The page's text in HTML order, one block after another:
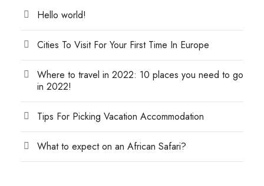
Hello world!
Cities To Visit For Your First Time In Europe
Where to travel in 2022: 10 places you need to go
in 2022!
Tips For Picking Vacation Accommodation
What to expect on an African Safari?